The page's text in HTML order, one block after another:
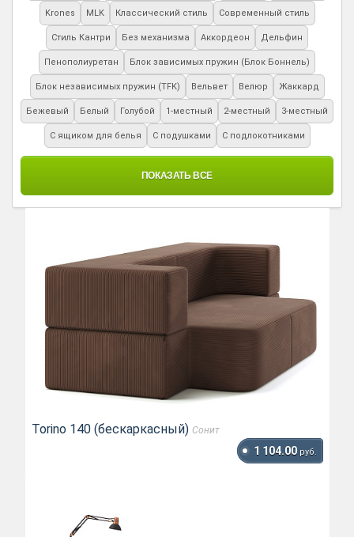
Krones MLK Классический стиль Современный стиль
Стиль Кантри Без механизма Аккордеон Дельфин
Пенополиуретан Блок зависимых пружин (Блок Боннель)
Блок независимых пружин (TFK) Вельвет Велюр Жаккард
Бежевый Белый Голубой 1-местный 2-местный 3-местный
С ящиком для белья С подушками С подлокотниками
ПОКАЗАТЬ ВСЕ
Torino 140 (бескаркасный) Сонит
1 104.00 руб.